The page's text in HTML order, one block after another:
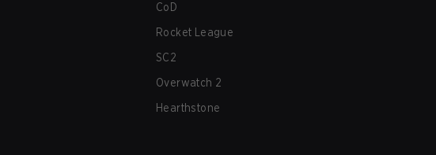
CoD
Rocket League
SC2
Overwatch 2
Hearthstone